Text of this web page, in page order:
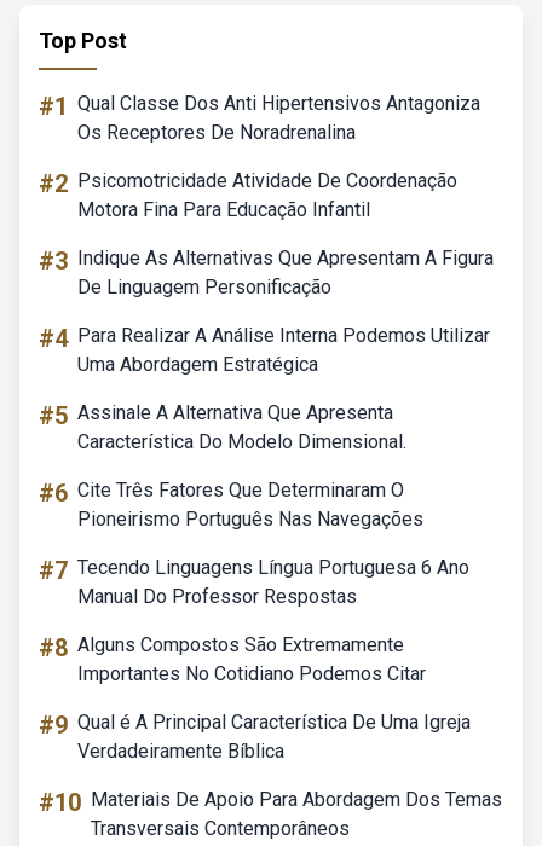
Top Post
#1 Qual Classe Dos Anti Hipertensivos Antagoniza
Os Receptores De Noradrenalina
#2 Psicomotricidade Atividade De Coordenação
Motora Fina Para Educação Infantil
#3 Indique As Alternativas Que Apresentam A Figura
De Linguagem Personificação
#4 Para Realizar A Análise Interna Podemos Utilizar
Uma Abordagem Estratégica
#5 Assinale A Alternativa Que Apresenta
Característica Do Modelo Dimensional.
#6 Cite Três Fatores Que Determinaram O
Pioneirismo Português Nas Navegações
#7 Tecendo Linguagens Língua Portuguesa 6 Ano
Manual Do Professor Respostas
#8 Alguns Compostos São Extremamente
Importantes No Cotidiano Podemos Citar
#9 Qual é A Principal Característica De Uma Igreja
Verdadeiramente Bíblica
#10 Materiais De Apoio Para Abordagem Dos Temas
Transversais Contemporâneos